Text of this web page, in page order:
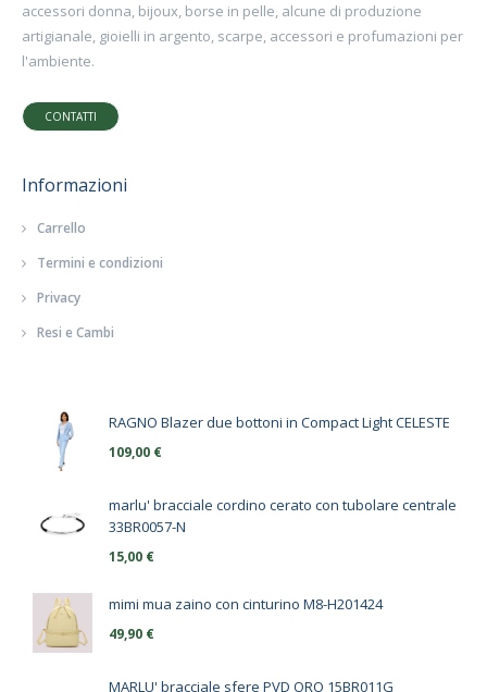
accessori donna, bijoux, borse in pelle, alcune di produzione
artigianale, gioielli in argento, scarpe, accessori e profumazioni per
l'ambiente.
CONTATTI
Informazioni
Carrello
Termini e condizioni
Privacy
Resi e Cambi
RAGNO Blazer due bottoni in Compact Light CELESTE
109,00 €
marlu' bracciale cordino cerato con tubolare centrale
33BR0057-N
15,00 €
mimi mua zaino con cinturino M8-H201424
49,90 €
MARLU' bracciale sfere PVD ORO 15BR011G